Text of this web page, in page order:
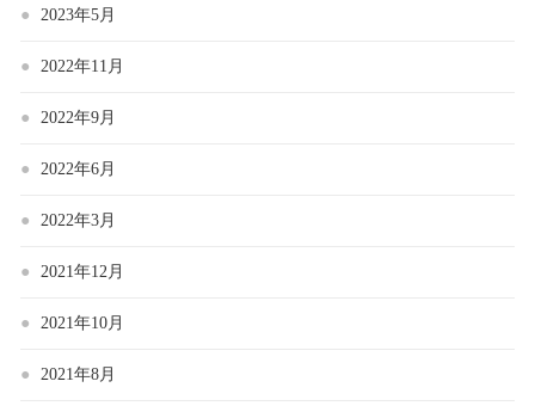
2023年5月
2022年11月
2022年9月
2022年6月
2022年3月
2021年12月
2021年10月
2021年8月